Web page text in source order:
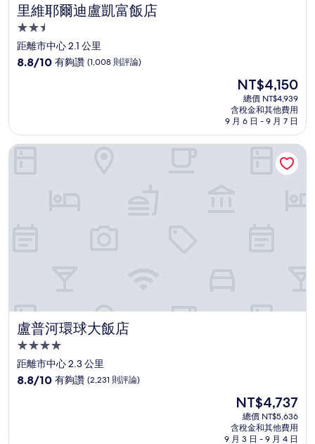
里維耶爾迪盧凱富飯店
里維耶爾迪盧凱富飯店
2.5
星
級
距離市中心 2.1 公里
8.8
有
夠
8.8/10 有夠讚 (1,008 則評論)
現
在
價
格
為
NT$4,150
NT$4,150
總價 NT$4,939
含稅金和其他費用
9 月 6 日 - 9 月 7 日
盧普河環球大飯店
盧普河環球大飯店
4.0
星
級
距離市中心 2.3 公里
8.8
8.8/10 有夠讚 (2,231 則評論)
現
在
價
格
NT$4,737
總價 NT$5,636
含稅金和其他費用
9 月 3 日 - 9 月 4 日
盧普河環球大飯店